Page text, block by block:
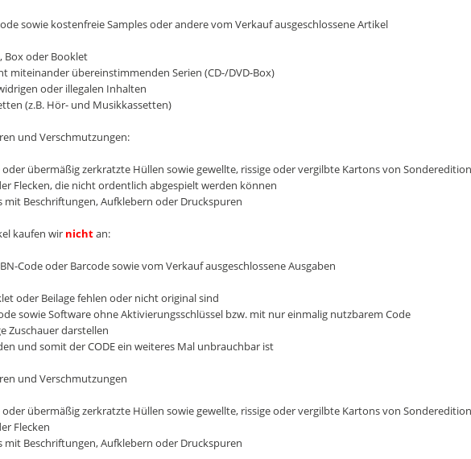
sowie kostenfreie Samples oder andere vom Verkauf ausgeschlossene Artikel
Box oder Booklet
miteinander übereinstimmenden Serien (CD-/DVD-Box)
oder illegalen Inhalten
(z.B. Hör- und Musikkassetten)
und Verschmutzungen:
übermäßig zerkratzte Hüllen sowie gewellte, rissige oder vergilbte Kartons von
Flecken, die nicht ordentlich abgespielt werden können
mit Beschriftungen, Aufklebern oder Druckspuren
kaufen wir nichtan:
Code oder Barcode sowie vom Verkauf ausgeschlossene Ausgaben
oder Beilage fehlen oder nicht original sind
sowie Software ohne Aktivierungsschlüssel bzw. mit nur einmalig nutzbarem Code
Zuschauer darstellen
und somit der CODE ein weiteres Mal unbrauchbar ist
und Verschmutzungen
übermäßig zerkratzte Hüllen sowie gewellte, rissige oder vergilbte Kartons von
Flecken
mit Beschriftungen, Aufklebern oder Druckspuren